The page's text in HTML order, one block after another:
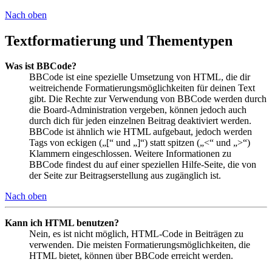
Nach oben
Textformatierung und Thementypen
Was ist BBCode?
BBCode ist eine spezielle Umsetzung von HTML, die dir
weitreichende Formatierungsmöglichkeiten für deinen Text
gibt. Die Rechte zur Verwendung von BBCode werden durch
die Board-Administration vergeben, können jedoch auch
durch dich für jeden einzelnen Beitrag deaktiviert werden.
BBCode ist ähnlich wie HTML aufgebaut, jedoch werden
Tags von eckigen („[“ und „]“) statt spitzen („<“ und „>“)
Klammern eingeschlossen. Weitere Informationen zu
BBCode findest du auf einer speziellen Hilfe-Seite, die von
der Seite zur Beitragserstellung aus zugänglich ist.
Nach oben
Kann ich HTML benutzen?
Nein, es ist nicht möglich, HTML-Code in Beiträgen zu
verwenden. Die meisten Formatierungsmöglichkeiten, die
HTML bietet, können über BBCode erreicht werden.